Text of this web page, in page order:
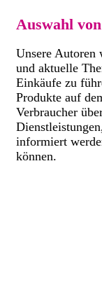
Auswahl
Unsere Autoren
und aktuelle
Einkäufe zu
Produkte auf
Verbraucher
informiert
können.